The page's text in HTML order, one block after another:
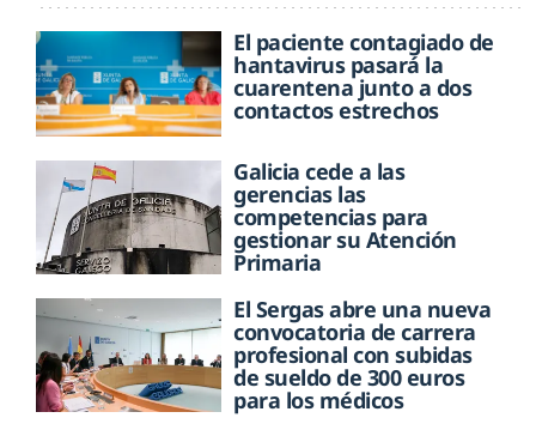
El paciente contagiado de
hantavirus pasará la
cuarentena junto a dos
contactos estrechos
Galicia cede a las
gerencias las
competencias para
gestionar su Atención
Primaria
El Sergas abre una nueva
convocatoria de carrera
profesional con subidas
de sueldo de 300 euros
para los médicos